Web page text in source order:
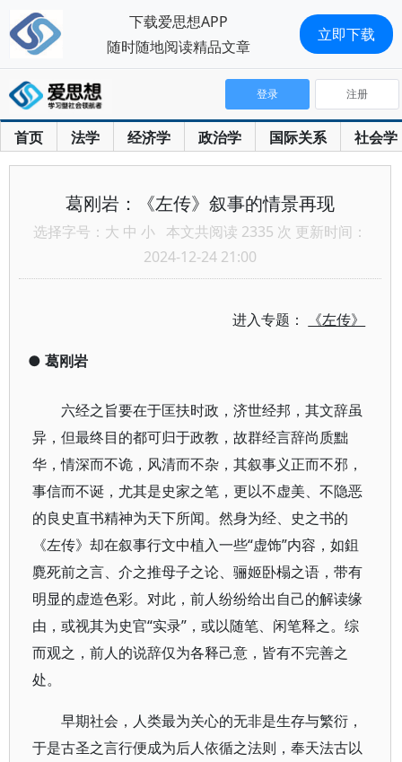
首页 法学 经济学 政治学 国际关系 社会学
登录 注册
葛刚岩：《左传》叙事的情景再现
选择字号： 大 中 小 本文共阅读 2335 次 更新时间：
2024-12-24 21:00
进入专题： 《左传》
● 葛刚岩
六经之旨要在于匡扶时政，济世经邦，其文辞虽
异，但最终目的都可归于政教，故群经言辞尚质黜
华，情深而不诡，风清而不杂，其叙事义正而不邪，
事信而不诞，尤其是史家之笔，更以不虚美、不隐恶
的良史直书精神为天下所闻。然身为经、史之书的
《左传》却在叙事行文中植入一些“虚饰”内容，如鉏
麑死前之言、介之推母子之论、骊姬卧榻之语，带有
明显的虚造色彩。对此，前人纷纷给出自己的解读缘
由，或视其为史官“实录”，或以随笔、闲笔释之。综
而观之，前人的说辞仅为各释己意，皆有不完善之
处。
早期社会，人类最为关心的无非是生存与繁衍，
于是古圣之言行便成为后人依循之法则，奉天法古以
下载爱思想APP
随时随地阅读精品文章
立即下载